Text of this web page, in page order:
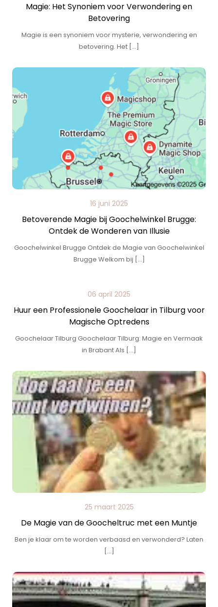
Magie: Het Synoniem voor Verwondering en
Betovering
Magie is een synoniem voor mysterie, verwondering en
betovering. Het […]
16 juni 2025
Betoverende Magie bij Goochelwinkel Brugge:
Ontdek de Wonderen van Illusie
Goochelwinkel Brugge Ontdek de Magie van Goochelwinkel
Brugge Welkom bij […]
06 april 2025
Huur een Professionele Goochelaar in Tilburg voor
Magische Optredens
Goochelaar Tilburg Goochelaar Tilburg: Magie en Vermaak
in Brabant Als […]
25 maart 2025
De Magie van de Goocheltruc met een Muntje
Ben je klaar om te worden verbaasd en verwonderd? Laten
[…]